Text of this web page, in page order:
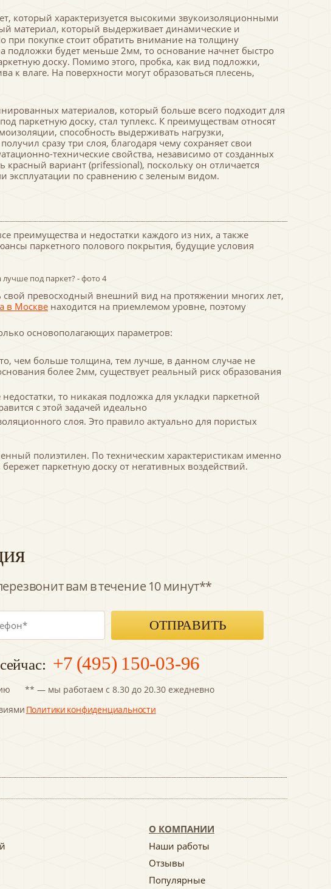
который характеризуется высокими звукоизоляционными
материал, который выдерживает динамические и
при покупке стоит обратить внимание на толщину
подложки будет меньше 2мм, то основание начнет быстро
доску. Помимо этого, пробка, как вид подложки,
к влаге. На поверхности могут образоваться плесень,
материалов, который больше всего подходит для
паркетную доску, стал туплекс. К преимуществам относят
способность выдерживать нагрузки,
сразу три слоя, благодаря чему сохраняет свои
технические свойства, независимо от созданных
вариант (prifessional), поскольку он отличается
эксплуатации по сравнению с зеленым видом.
преимущества и недостатки каждого из них, а также
паркетного полового покрытия, будущие условия
свой превосходный внешний вид на протяжении многих лет,
в Москве находится на приемлемом уровне, поэтому
основополагающих параметров:
чем больше толщина, тем лучше, в данном случае не
более 2мм, существует реальный риск образования
то никакая подложка для укладки паркетной
с этой задачей идеально
слоя. Это правило актуально для пористых
полиэтилен. По техническим характеристикам именно
паркетную доску от негативных воздействий.
вам в течение 10 минут**
+7 (495) 150-03-96
** — мы работаем с 8.30 до 20.30 ежедневно
Политики конфиденциальности
О КОМПАНИИ
Наши работы
Отзывы
Популярные